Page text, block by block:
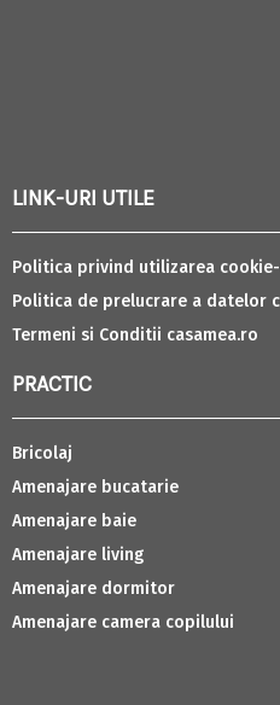
LINK-URI UTILE
Politica privind utilizarea
Politica de prelucrare a datelor
Termeni si Conditii casamea.ro
PRACTIC
Bricolaj
Amenajare bucatarie
Amenajare baie
Amenajare living
Amenajare dormitor
Amenajare camera copilului